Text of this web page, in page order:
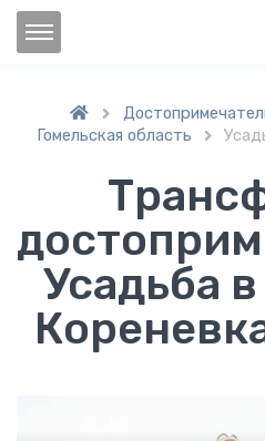

Гомельская область 
Усадьба